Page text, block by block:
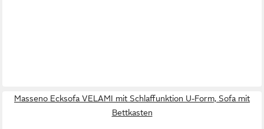
Masseno Ecksofa VELAMI mit Schlaffunktion U-Form, Sofa mit
Bettkasten